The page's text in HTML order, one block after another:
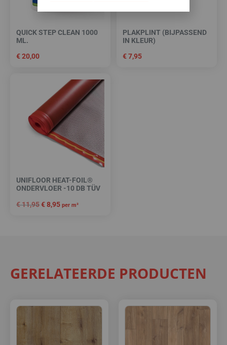
QUICK STEP CLEAN 1000
ML.
€20,00
PLAKPLINT (BIJPASSEND
IN KLEUR)
€7,95
UNIFLOOR HEAT-FOIL®
ONDERVLOER -10 DB TÜV
€11,95€8,95 per m²
GERELATEERDE PRODUCTEN